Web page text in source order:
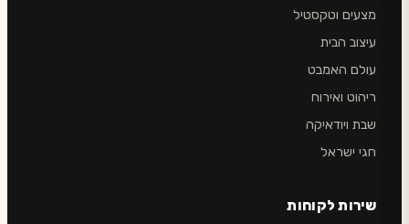
מצעים וטקסטיל
עיצוב הבית
עולם האמבט
ריהוט ואירוח
שבת ויודאיקה
חגי ישראל
שירות לקוחות